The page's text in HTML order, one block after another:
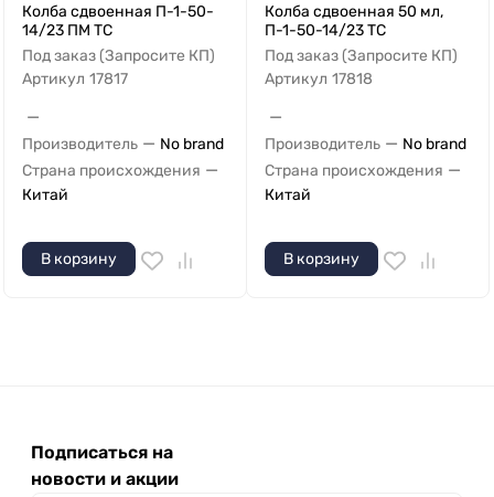
Колба сдвоенная П-1-50-
14/23 ПМ ТС
Под заказ (Запросите КП)
Артикул 17817
—
Производитель — No brand
Страна происхождения —
Китай
В корзину
Колба сдвоенная 50 мл,
П-1-50-14/23 ТС
Под заказ (Запросите КП)
Артикул 17818
—
Производитель — No brand
Страна происхождения —
Китай
В корзину
Подписаться на
новости и акции